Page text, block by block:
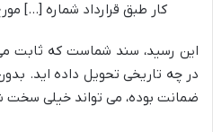
کار طبق قرارداد شماره […]
این رسید، سند شماست که ثابت
در چه تاریخی تحویل داده اید.
ضمانت بوده، می تواند خیلی سخت